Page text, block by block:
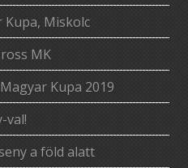
Kupa, Miskolc
MK
Kupa 2019
val!
a föld alatt